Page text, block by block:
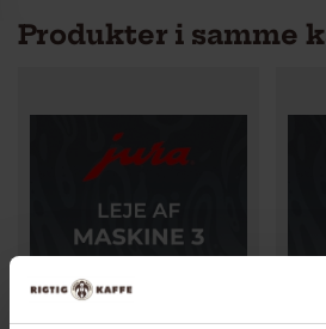
Produkter i samme